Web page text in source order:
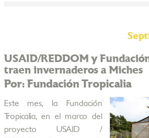
USAID/REDDOM y
traen invernaderos a Miches
Por: Fundación Tropicalia
Este mes, la Fundación
Tropicalia, en el marco del
proyecto USAID /